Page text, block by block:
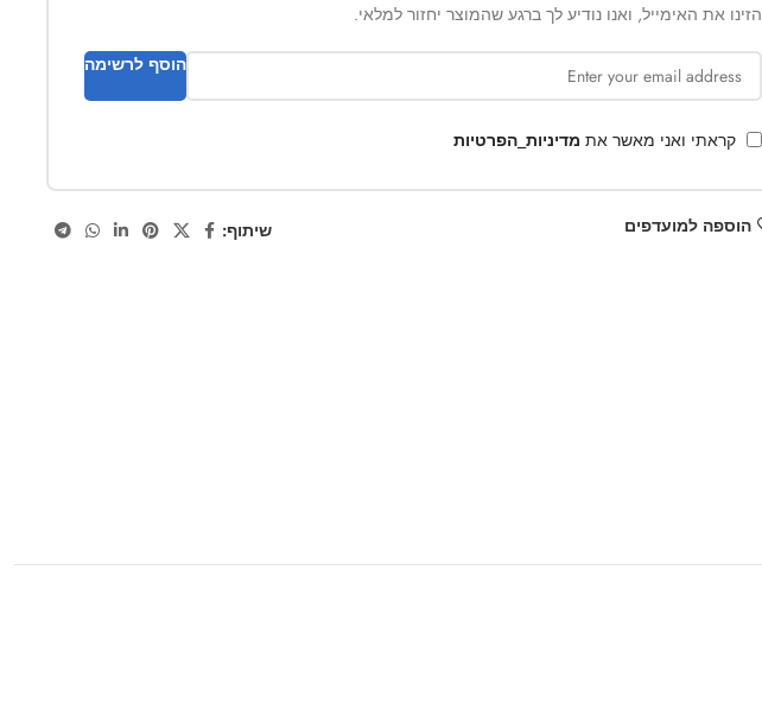
הזינו את האימייל, ואנו נודיע לך ברגע שהמוצר יחזור למלאי.
הוסף לרשימה
קראתי ואני מאשר את מדיניות_הפרטיות
הוספה למועדפים שיתוף: